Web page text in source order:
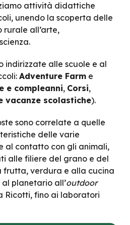
attività didattiche
unendo la scoperta delle
rurale all’arte,
indirizzate alle scuole e al
Adventure Farm e
e compleanni, Corsi,
vacanze scolastiche).
sono correlate a quelle
delle varie
al contatto con gli animali,
alle filiere del grano e del
frutta, verdura e alla cucina
planetario all’outdoor
Ricotti, fino ai laboratori